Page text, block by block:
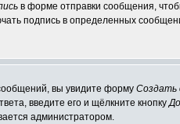
в форме отправки сообщения,
подпись в определенных
вы увидите форму Создать
введите его и щёлкните кнопку
администратором.